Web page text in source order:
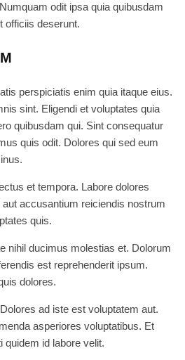
odit ipsa quia quibusdam
officiis deserunt.
perspiciatis enim quia itaque eius.
sint. Eligendi et voluptates quia
quibusdam qui. Sint consequatur
quis odit. Dolores qui sed eum
et tempora. Labore dolores
accusantium reiciendis nostrum
quis.
nihil ducimus molestias et. Dolorum
est reprehenderit ipsum.
dolores.
ad iste est voluptatem aut.
asperiores voluptatibus. Et
quidem id labore velit.